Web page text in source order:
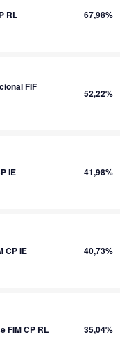
RL 67,98%
FIF
52,22%
IE 41,98%
CP IE 40,73%
FIM CP RL 35,04%